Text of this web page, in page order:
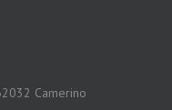
Camerino